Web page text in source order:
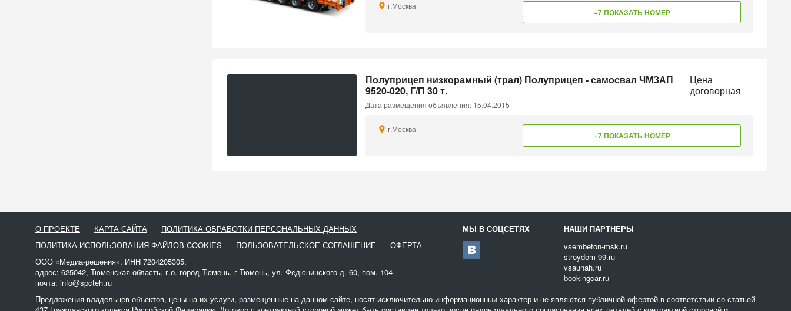
г.Москва
+7 ПОКАЗАТЬ НОМЕР
Полуприцеп низкорамный (трал) Полуприцеп - самосвал ЧМЗАП
9520-020, Г/П 30 т.
Цена
договорная
Дата размещения объявления: 15.04.2015
г.Москва
+7 ПОКАЗАТЬ НОМЕР
О ПРОЕКТЕ КАРТА САЙТА
ПОЛИТИКА ОБРАБОТКИ ПЕРСОНАЛЬНЫХ ДАННЫХ
ПОЛИТИКА ИСПОЛЬЗОВАНИЯ ФАЙЛОВ COOKIES
ПОЛЬЗОВАТЕЛЬСКОЕ СОГЛАШЕНИЕ
ОФЕРТА
ООО «Медиа-решения», ИНН 7204205305,
адрес: 625042, Тюменская область, г.о. город Тюмень, г Тюмень, ул. Федюнинского д. 60, пом. 104
почта: info@spcteh.ru
МЫ В СОЦСЕТЯХ
НАШИ ПАРТНЕРЫ
vsembeton-msk.ru
stroydom-99.ru
vsaunah.ru
bookingcar.ru
Предложения владельцев объектов, цены на их услуги, размещенные на данном сайте, носят исключительно информационныи характер и не являются публичной офертой в соответствии со статьей